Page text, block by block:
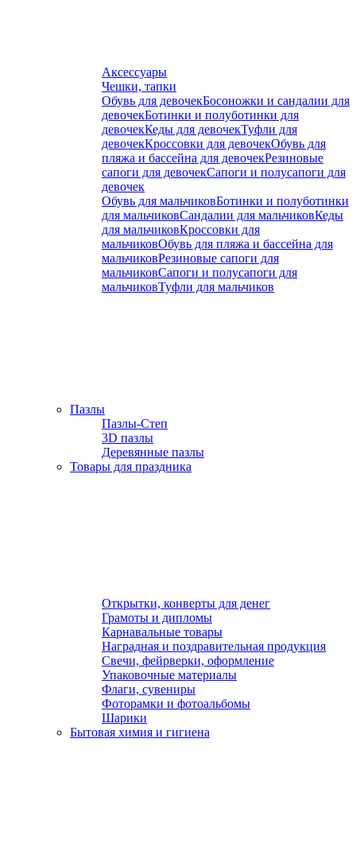
Аксессуары
Чешки, тапки
Обувь для девочекБосоножки и сандалии для
девочекБотинки и полуботинки для
девочекКеды для девочекТуфли для
девочекКроссовки для девочекОбувь для
пляжа и бассейна для девочекРезиновые
сапоги для девочекСапоги и полусапоги для
девочек
Обувь для мальчиковБотинки и полуботинки
для мальчиковСандалии для мальчиковКеды
для мальчиковКроссовки для
мальчиковОбувь для пляжа и бассейна для
мальчиковРезиновые сапоги для
мальчиковСапоги и полусапоги для
мальчиковТуфли для мальчиков
Пазлы
Пазлы-Степ
3D пазлы
Деревянные пазлы
Товары для праздника
Открытки, конверты для денег
Грамоты и дипломы
Карнавальные товары
Наградная и поздравительная продукция
Свечи, фейрверки, оформление
Упаковочные материалы
Флаги, сувениры
Фоторамки и фотоальбомы
Шарики
Бытовая химия и гигиена